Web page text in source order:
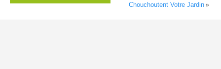
Chouchoutent Votre Jardin »